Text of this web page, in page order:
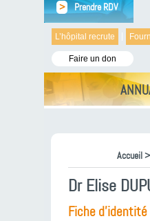
L’hôpital recrute
Faire un don
> Prendre RDV
Accueil>
Dr Elise
Fiche d'identité